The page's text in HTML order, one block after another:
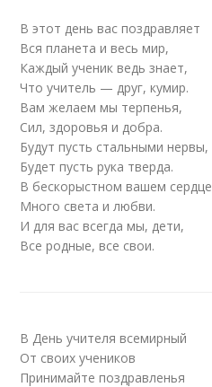
В этот день вас поздравляет
Вся планета и весь мир,
Каждый ученик ведь знает,
Что учитель — друг, кумир.
Вам желаем мы терпенья,
Сил, здоровья и добра.
Будут пусть стальными нервы,
Будет пусть рука тверда.
В бескорыстном вашем сердце
Много света и любви.
И для вас всегда мы, дети,
Все родные, все свои.
В День учителя всемирный
От своих учеников
Принимайте поздравленья